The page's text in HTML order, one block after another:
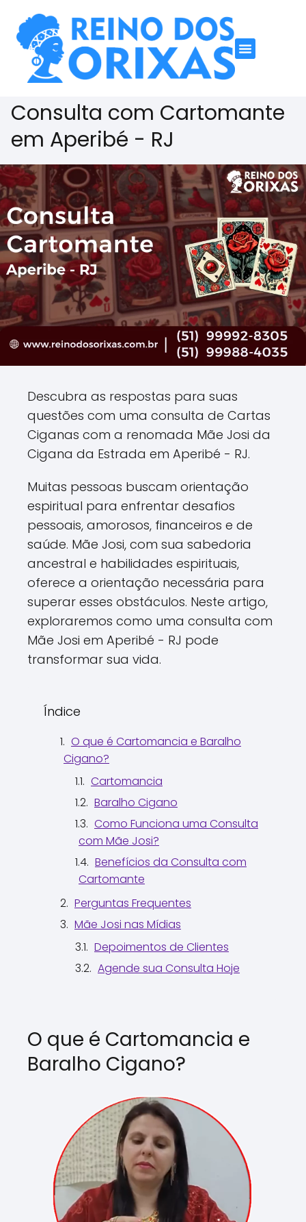
Consulta com Cartomante
em Aperibé - RJ
Descubra as respostas para suas
questões com uma consulta de Cartas
Ciganas com a renomada Mãe Josi da
Cigana da Estrada em Aperibé - RJ.
Muitas pessoas buscam orientação
espiritual para enfrentar desafios
pessoais, amorosos, financeiros e de
saúde. Mãe Josi, com sua sabedoria
ancestral e habilidades espirituais,
oferece a orientação necessária para
superar esses obstáculos. Neste artigo,
exploraremos como uma consulta com
Mãe Josi em Aperibé - RJ pode
transformar sua vida.
Índice
O que é Cartomancia e Baralho
Cigano?
Cartomancia
Baralho Cigano
Como Funciona uma Consulta
com Mãe Josi?
Benefícios da Consulta com
Cartomante
Perguntas Frequentes
Mãe Josi nas Mídias
Depoimentos de Clientes
Agende sua Consulta Hoje
O que é Cartomancia e
Baralho Cigano?